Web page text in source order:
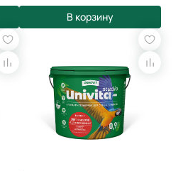
В корзину